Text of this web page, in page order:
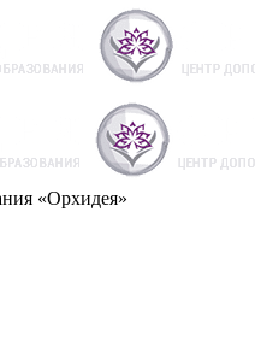
«Орхидея»